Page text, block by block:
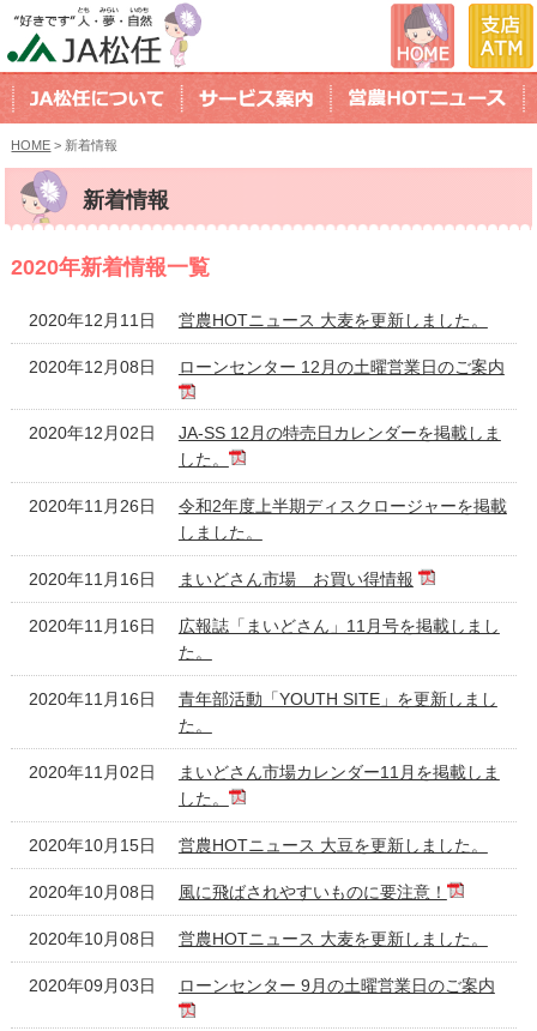
HOME > 新着情報
新着情報
2020年新着情報一覧
2020年12月11日 営農HOTニュース 大麦を更新しました。
2020年12月08日 ローンセンター 12月の土曜営業日のご案内
2020年12月02日
JA-SS 12月の特売日カレンダーを掲載しま
した。
2020年11月26日
令和2年度上半期ディスクロージャーを掲載
しました。
2020年11月16日 まいどさん市場 お買い得情報
2020年11月16日
広報誌「まいどさん」11月号を掲載しまし
た。
2020年11月16日
青年部活動「YOUTH SITE」を更新しまし
た。
2020年11月02日
まいどさん市場カレンダー11月を掲載しま
した。
2020年10月15日 営農HOTニュース 大豆を更新しました。
2020年10月08日 風に飛ばされやすいものに要注意！
2020年10月08日 営農HOTニュース 大麦を更新しました。
2020年09月03日 ローンセンター 9月の土曜営業日のご案内